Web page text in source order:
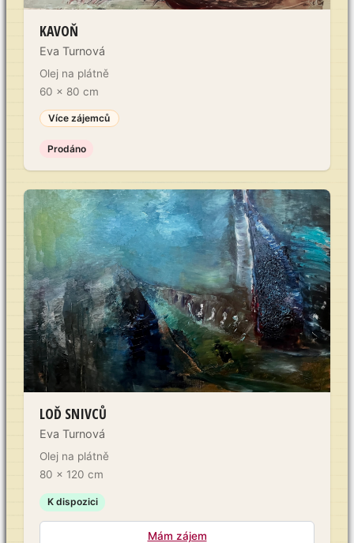
KAVOŇ
Eva Turnová
Olej na plátně
60 x 80 cm
Více zájemců
Prodáno
LOĎ SNIVCŮ
Eva Turnová
Olej na plátně
80 x 120 cm
K dispozici
Mám zájem